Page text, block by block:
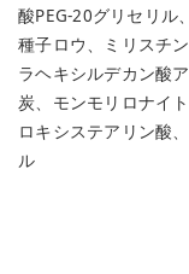
酸PEG-20グリセリル
種子ロウ、ミリスチ
ラヘキシルデカン酸
炭、モンモリロナイ
ロキシステアリン酸
ル